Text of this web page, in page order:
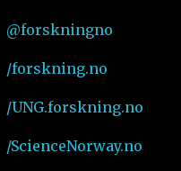
@forskningno
/forskning.no
/UNG.forskning.no
/ScienceNorway.no